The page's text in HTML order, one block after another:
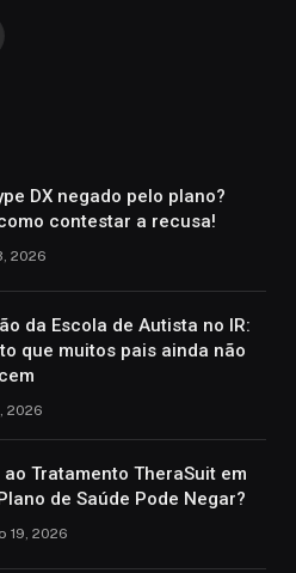
DX negado pelo plano?
contestar a recusa!
2026
da Escola de Autista no IR:
que muitos pais ainda não
2026
ao Tratamento TheraSuit em
de Saúde Pode Negar?
19, 2026